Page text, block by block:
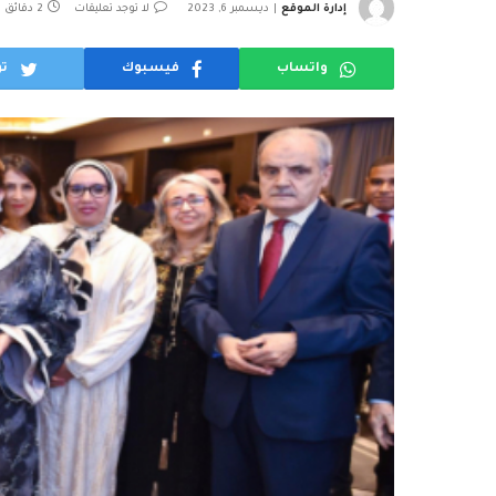
إدارة الموقع ديسمبر 6, 2023 لا توجد تعليقات 2 دقائق
واتساب فيسبوك